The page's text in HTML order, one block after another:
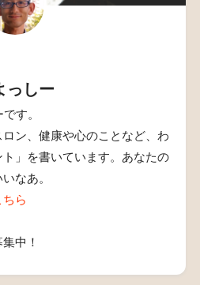
っしー
す。
ン、健康や心のことなど、わ
」を書いています。あなたの
なあ。
ちら
中！